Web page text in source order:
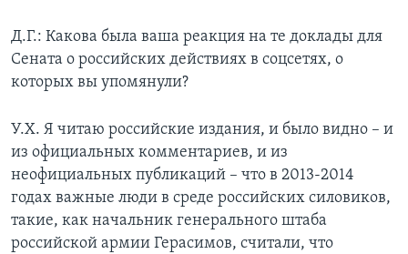
Д.Г.: Какова была ваша реакция на те доклады для
Сената о российских действиях в соцсетях, о
которых вы упомянули?
У.Х. Я читаю российские издания, и было видно – и
из официальных комментариев, и из
неофициальных публикаций – что в 2013-2014
годах важные люди в среде российских силовиков,
такие, как начальник генерального штаба
российской армии Герасимов, считали, что